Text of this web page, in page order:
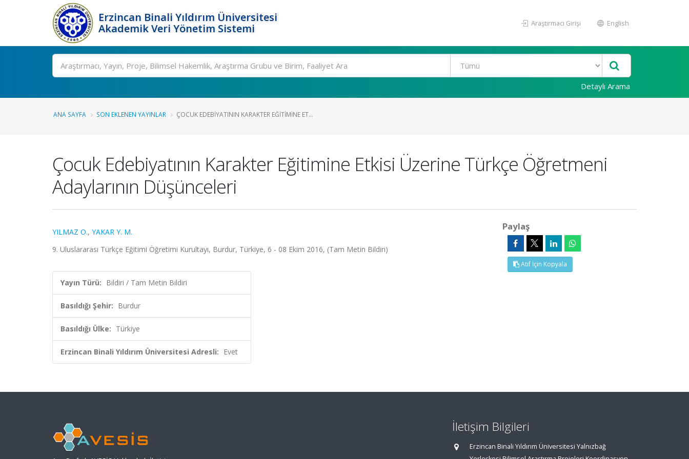
Erzincan Binali Yıldırım Üniversitesi
Akademik Veri Yönetim Sistemi
Araştırmacı Girişi English
Ara
Detaylı Arama
ANA SAYFA SON EKLENEN YAYINLAR ÇOCUK EDEBIYATININ KARAKTER EĞITIMINE ET...
Çocuk Edebiyatının Karakter Eğitimine Etkisi Üzerine Türkçe Öğretmeni
Adaylarının Düşünceleri
YILMAZ O., YAKAR Y. M.
9. Uluslararası Türkçe Eğitimi Öğretimi Kurultayı, Burdur, Türkiye, 6 - 08 Ekim 2016, (Tam Metin Bildiri)
Yayın Türü: Bildiri / Tam Metin Bildiri
Basıldığı Şehir: Burdur
Basıldığı Ülke: Türkiye
Erzincan Binali Yıldırım Üniversitesi Adresli: Evet
Paylaş
Atıf İçin Kopyala
İletişim Bilgileri
Erzincan Binali Yıldırım Üniversitesi Yalnızbağ